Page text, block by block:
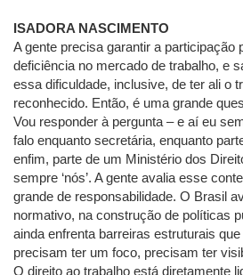
ISADORA NASCIMENTO
A gente precisa garantir a participação
deficiência no mercado de trabalho, e
essa dificuldade, inclusive, de ter ali o
reconhecido. Então, é uma grande
Vou responder à pergunta – e aí eu
falo enquanto secretária, enquanto
enfim, parte de um Ministério dos
sempre ‘nós’. A gente avalia esse
grande de responsabilidade. O Brasil
normativo, na construção de políticas
ainda enfrenta barreiras estruturais
precisam ter um foco, precisam ter
O direito ao trabalho está diretamente